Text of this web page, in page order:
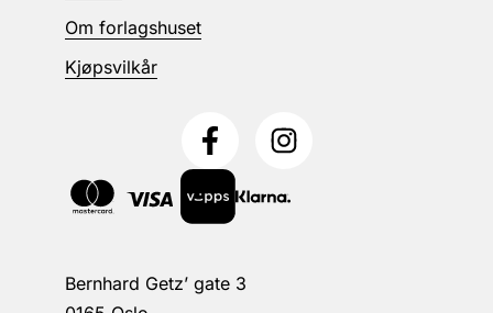
Bernhard Getz’ gate 3
Om forlagshuset
Kjøpsvilkår